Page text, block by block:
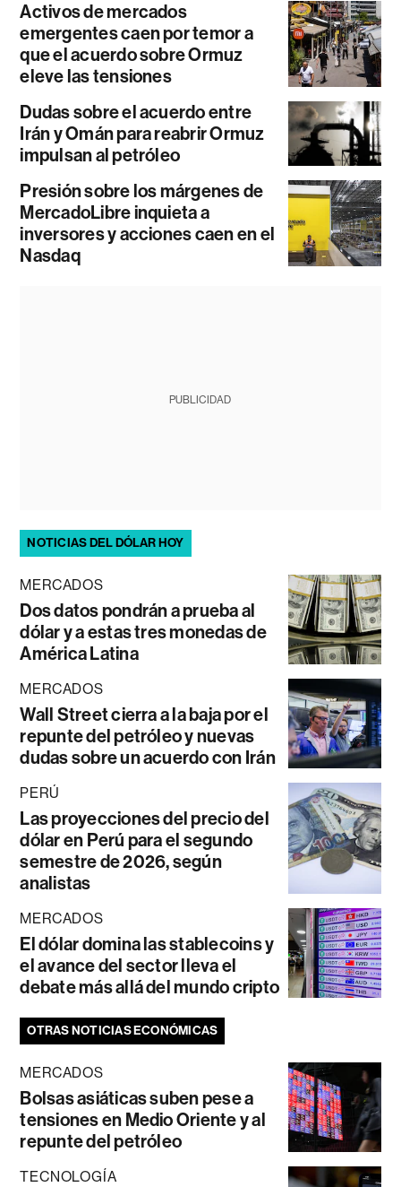
Activos de mercados
emergentes caen por temor a
que el acuerdo sobre Ormuz
eleve las tensiones
Dudas sobre el acuerdo entre
Irán y Omán para reabrir Ormuz
impulsan al petróleo
Presión sobre los márgenes de
MercadoLibre inquieta a
inversores y acciones caen en el
Nasdaq
PUBLICIDAD
NOTICIAS DEL DÓLAR HOY
MERCADOS
Dos datos pondrán a prueba al
dólar y a estas tres monedas de
América Latina
MERCADOS
Wall Street cierra a la baja por el
repunte del petróleo y nuevas
dudas sobre un acuerdo con Irán
PERÚ
Las proyecciones del precio del
dólar en Perú para el segundo
semestre de 2026, según
analistas
MERCADOS
El dólar domina las stablecoins y
el avance del sector lleva el
debate más allá del mundo cripto
OTRAS NOTICIAS ECONÓMICAS
MERCADOS
Bolsas asiáticas suben pese a
tensiones en Medio Oriente y al
repunte del petróleo
TECNOLOGÍA